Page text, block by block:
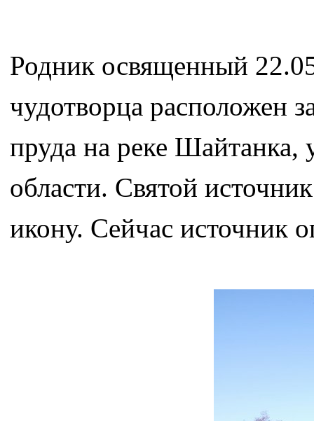
Родник освященный
чудотворца расположен
пруда на реке Шайтанка,
области. Святой
икону. Сейчас источник